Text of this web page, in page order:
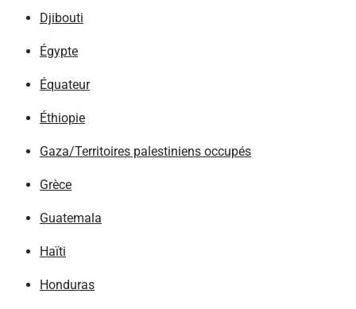
Djibouti
Égypte
Équateur
Éthiopie
Gaza/Territoires palestiniens occupés
Grèce
Guatemala
Haïti
Honduras